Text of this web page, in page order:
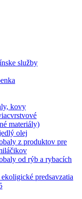
služby
kovy
materiály)
olej
z produktov pre
od rýb a rybacích
predsavzatia